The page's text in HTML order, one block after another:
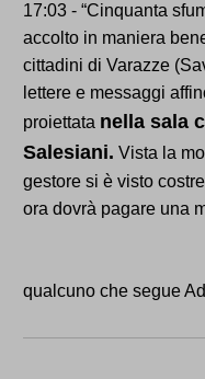
17:03 - “Cinquanta
accolto in maniera
cittadini di Varazze
lettere e messaggi
proiettata nella sala
Salesiani. Vista la
gestore si è visto
ora dovrà pagare una
qualcuno che segue